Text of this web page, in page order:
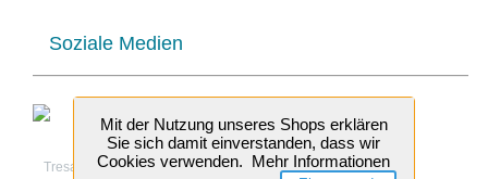
Mit der Nutzung unseres Shops erklären
Sie sich damit einverstanden, dass wir
Cookies verwenden. Mehr Informationen
Soziale Medien
Tresabo Treppenrenovierung © 2026 Tresabo